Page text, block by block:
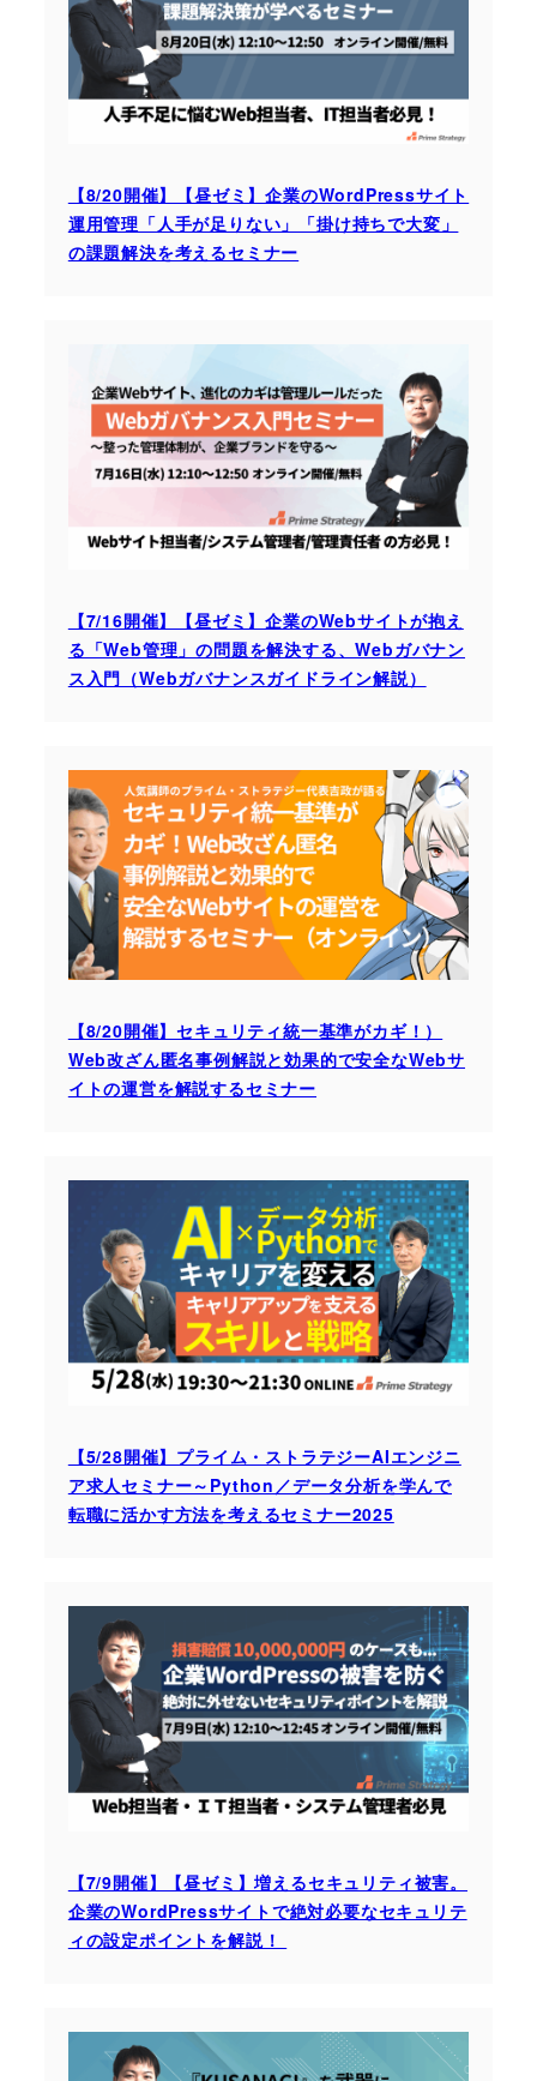
【8/20開催】【昼ゼミ】企業のWordPressサイト
運用管理「人手が足りない」「掛け持ちで大変」
の課題解決を考えるセミナー
【7/16開催】【昼ゼミ】企業のWebサイトが抱え
る「Web管理」の問題を解決する、Webガバナン
ス入門（Webガバナンスガイドライン解説）
【8/20開催】セキュリティ統一基準がカギ！）
Web改ざん匿名事例解説と効果的で安全なWebサ
イトの運営を解説するセミナー
【5/28開催】プライム・ストラテジーAIエンジニ
ア求人セミナー～Python／データ分析を学んで
転職に活かす方法を考えるセミナー2025
【7/9開催】【昼ゼミ】増えるセキュリティ被害。
企業のWordPressサイトで絶対必要なセキュリテ
ィの設定ポイントを解説！